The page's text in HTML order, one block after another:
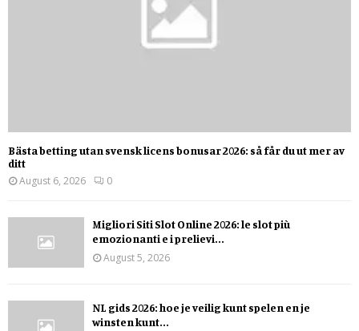
Bästa betting utan svensk licens bonusar 2026: så får du ut mer av
ditt
August 6, 2026
0
Migliori Siti Slot Online 2026: le slot più
emozionanti e i prelievi...
August 5, 2026
NL gids 2026: hoe je veilig kunt spelen en je
winsten kunt...